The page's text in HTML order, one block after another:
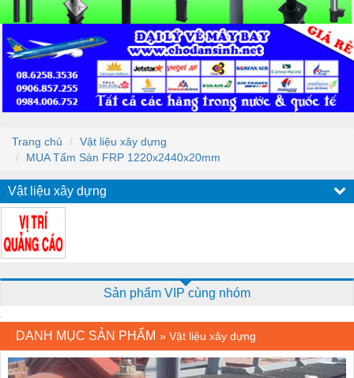
Trang chủ
Vật liệu xây dựng
MUA Tấm Sàn FRP 1220x2440x20mm
Vật liệu xây dựng
Sản phẩm VIP cùng nhóm
DANH MỤC SẢN PHẨM » Vật liệu xây dựng